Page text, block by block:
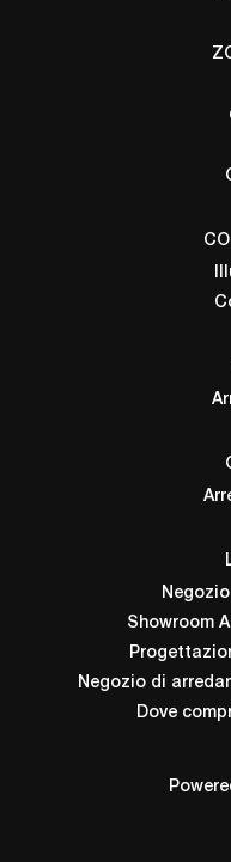
Showroom
Negozio di
Dove